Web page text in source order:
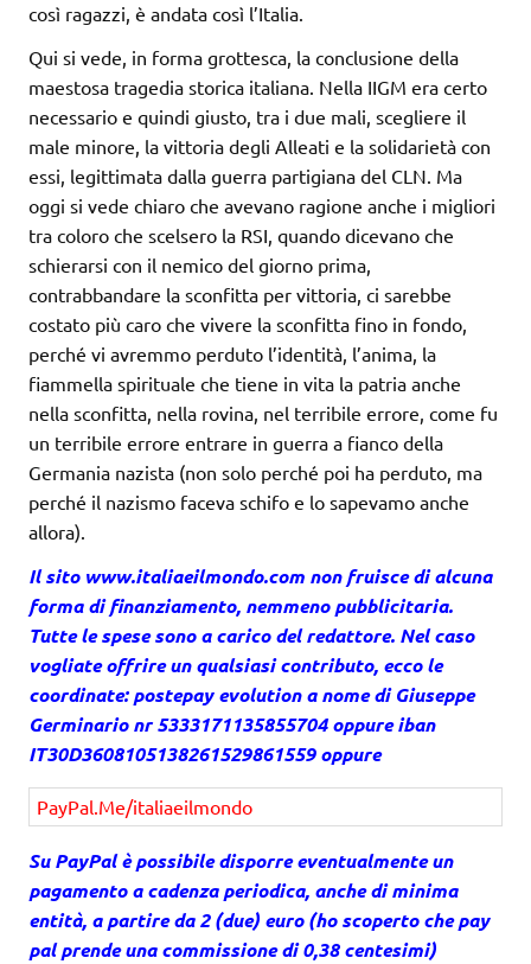
così ragazzi, è andata così l’Italia.
Qui si vede, in forma grottesca, la conclusione della
maestosa tragedia storica italiana. Nella IIGM era certo
necessario e quindi giusto, tra i due mali, scegliere il
male minore, la vittoria degli Alleati e la solidarietà con
essi, legittimata dalla guerra partigiana del CLN. Ma
oggi si vede chiaro che avevano ragione anche i migliori
tra coloro che scelsero la RSI, quando dicevano che
schierarsi con il nemico del giorno prima,
contrabbandare la sconfitta per vittoria, ci sarebbe
costato più caro che vivere la sconfitta fino in fondo,
perché vi avremmo perduto l’identità, l’anima, la
fiammella spirituale che tiene in vita la patria anche
nella sconfitta, nella rovina, nel terribile errore, come fu
un terribile errore entrare in guerra a fianco della
Germania nazista (non solo perché poi ha perduto, ma
perché il nazismo faceva schifo e lo sapevamo anche
allora).
Il sito www.italiaeilmondo.com non fruisce di alcuna
forma di finanziamento, nemmeno pubblicitaria.
Tutte le spese sono a carico del redattore. Nel caso
vogliate offrire un qualsiasi contributo, ecco le
coordinate: postepay evolution a nome di Giuseppe
Germinario nr 5333171135855704 oppure iban
IT30D3608105138261529861559 oppure
PayPal.Me/italiaeilmondo
Su PayPal è possibile disporre eventualmente un
pagamento a cadenza periodica, anche di minima
entità, a partire da 2 (due) euro (ho scoperto che pay
pal prende una commissione di 0,38 centesimi)